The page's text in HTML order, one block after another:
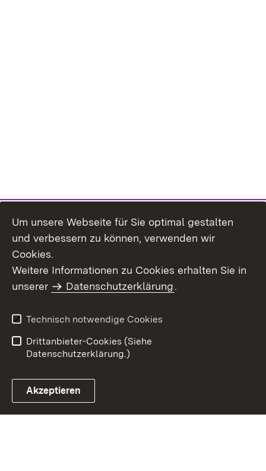
Benutzungshinweise
Erklärung zur
Um unsere Webseite für Sie optimal gestalten
und verbessern zu können, verwenden wir
Cookies.
Weitere Informationen zu Cookies erhalten Sie in
unserer
Datenschutzerklärung.
Technisch notwendige Cookies
Drittanbieter-Cookies (Siehe
Datenschutzerklärung.)
Akzeptieren